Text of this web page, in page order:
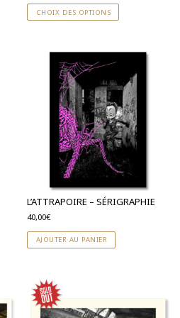
S'abonner à la NewsLetter
CHOIX DES OPTIONS
L’ATTRAPOIRE – SÉRIGRAPHIE
40,00€
AJOUTER AU PANIER